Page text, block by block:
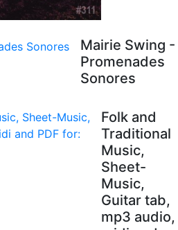
Mairie Swing -
Promenades
Sonores
Folk and
Traditional
Music,
Sheet-
Music,
Guitar tab,
mp3 audio,